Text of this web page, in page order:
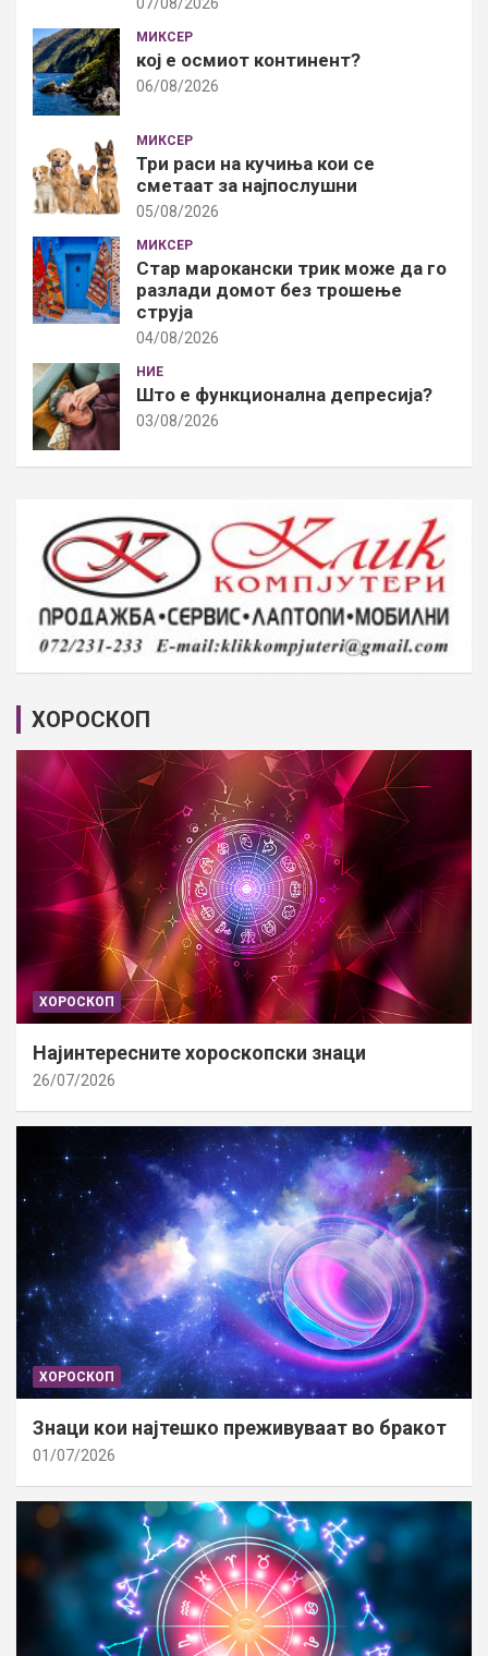
МИКСЕР
кој е осмиот континент?
06/08/2026
МИКСЕР
Три раси на кучиња кои се
сметаат за најпослушни
05/08/2026
МИКСЕР
Стар марокански трик може да го
разлади домот без трошење
струја
04/08/2026
НИЕ
Што е функционална депресија?
03/08/2026
ХОРОСКОП
ХОРОСКОП
Најинтересните хороскопски знаци
26/07/2026
ХОРОСКОП
Знаци кои најтешко преживуваат во бракот
01/07/2026